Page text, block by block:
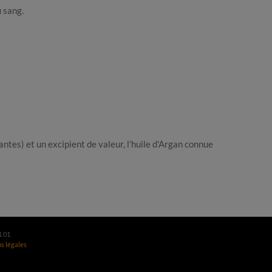
et un excipient de valeur, l'huile d'Argan connue
01
légales